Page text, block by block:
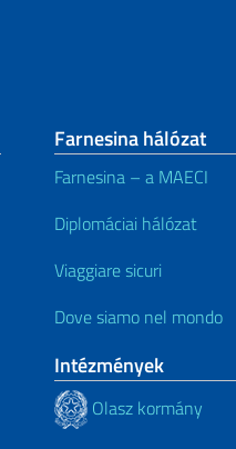
Farnesina hálózat
Farnesina – a MAECI
Diplomáciai hálózat
Viaggiare sicuri
Dove siamo nel mondo
Intézmények
Olasz kormány